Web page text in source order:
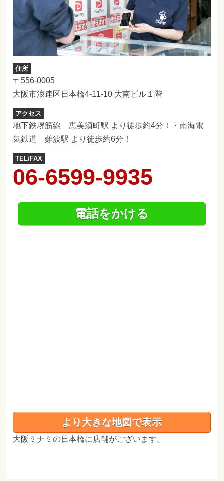
住所
〒556-0005
大阪市浪速区日本橋4-11-10 大南ビル１階
アクセス
地下鉄堺筋線 恵美須町駅 より徒歩約4分！・南海電
気鉄道 難波駅 より徒歩約6分！
TEL/FAX
06-6599-9935
電話をかける
より大きな地図で表示
大阪ミナミの日本橋に店舗がございます。